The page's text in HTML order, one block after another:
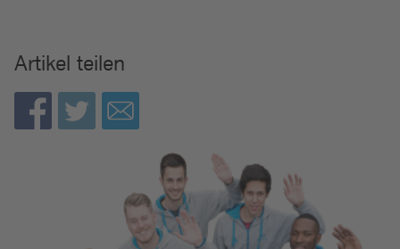
Artikel teilen